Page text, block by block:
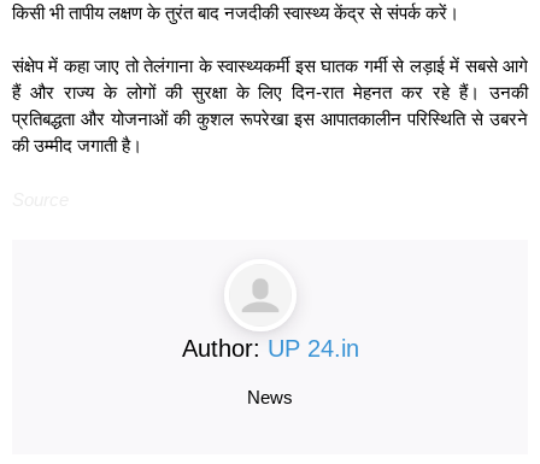
किसी भी तापीय लक्षण के तुरंत बाद नजदीकी स्वास्थ्य केंद्र से संपर्क करें।
संक्षेप में कहा जाए तो तेलंगाना के स्वास्थ्यकर्मी इस घातक गर्मी से लड़ाई में सबसे आगे
हैं और राज्य के लोगों की सुरक्षा के लिए दिन-रात मेहनत कर रहे हैं। उनकी
प्रतिबद्धता और योजनाओं की कुशल रूपरेखा इस आपातकालीन परिस्थिति से उबरने
की उम्मीद जगाती है।
Author: UP 24.in
News